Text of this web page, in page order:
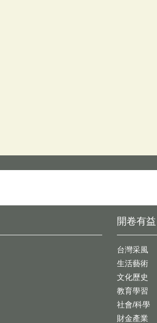
開卷有益
台灣采風
生活藝術
文化歷史
教育學習
社會/科學
財金產業